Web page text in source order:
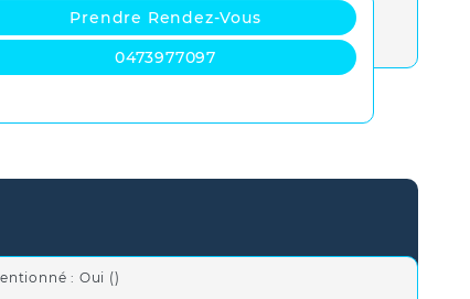
Prendre Rendez-Vous
0473977097
: Oui ()